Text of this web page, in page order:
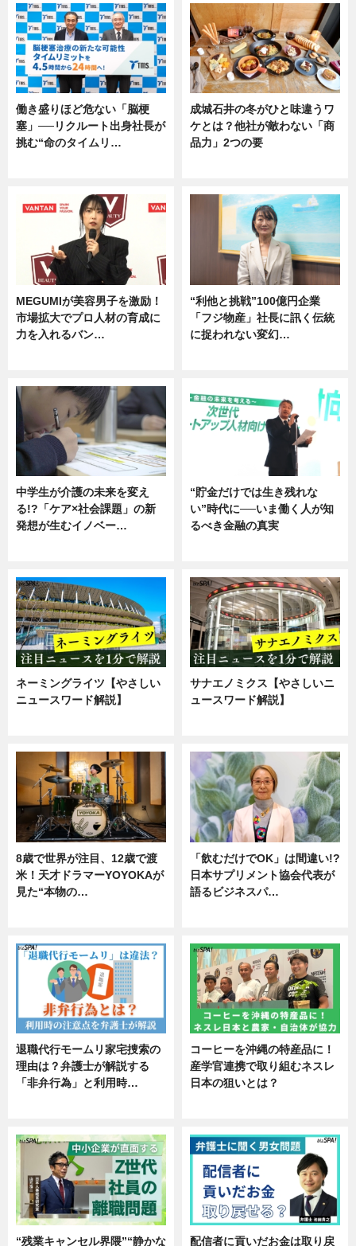
働き盛りほど危ない「脳梗
塞」──リクルート出身社長が
挑む“命のタイムリ…
成城石井の冬がひと味違うワ
ケとは？他社が敵わない「商
品力」2つの要
MEGUMIが美容男子を激励！
市場拡大でプロ人材の育成に
力を入れるバン…
“利他と挑戦”100億円企業
「フジ物産」社長に訊く伝統
に捉われない変幻…
中学生が介護の未来を変え
る!?「ケア×社会課題」の新
発想が生むイノベー…
“貯金だけでは生き残れな
い”時代に──いま働く人が知
るべき金融の真実
ネーミングライツ【やさしい
ニュースワード解説】
サナエノミクス【やさしいニ
ュースワード解説】
8歳で世界が注目、12歳で渡
米！天才ドラマーYOYOKAが
見た“本物の…
「飲むだけでOK」は間違い!?
日本サプリメント協会代表が
語るビジネスパ…
退職代行モームリ家宅捜索の
理由は？弁護士が解説する
「非弁行為」と利用時…
コーヒーを沖縄の特産品に！
産学官連携で取り組むネスレ
日本の狙いとは？
“残業キャンセル界隈”“静かな 配信者に貢いだお金は取り戻